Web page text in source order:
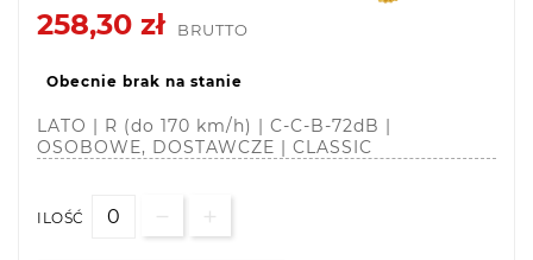
258,30 zł
BRUTTO
Obecnie brak na stanie
LATO | R (do 170 km/h) | C-C-B-72dB |
OSOBOWE, DOSTAWCZE | CLASSIC
ILOŚĆ